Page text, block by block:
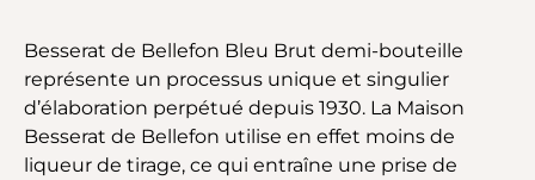
Besserat de Bellefon Bleu Brut demi-bouteille
représente un processus unique et singulier
d’élaboration perpétué depuis 1930. La Maison
Besserat de Bellefon utilise en effet moins de
liqueur de tirage, ce qui entraîne une prise de